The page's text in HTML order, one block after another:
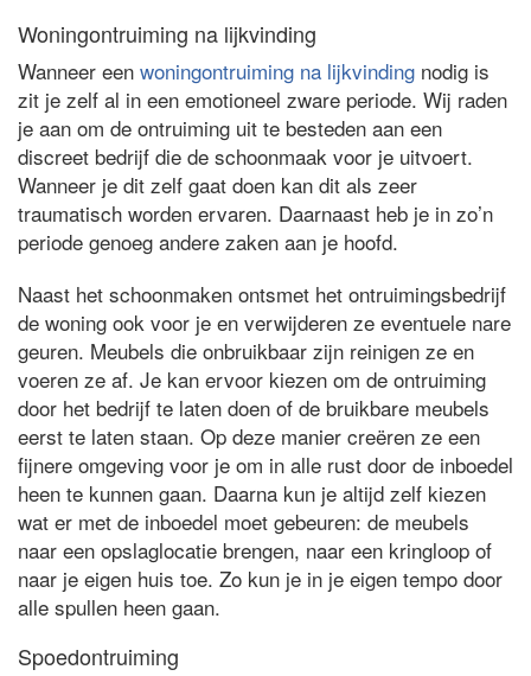
Woningontruiming na lijkvinding
Wanneer een woningontruiming na lijkvinding nodig is
zit je zelf al in een emotioneel zware periode. Wij raden
je aan om de ontruiming uit te besteden aan een
discreet bedrijf die de schoonmaak voor je uitvoert.
Wanneer je dit zelf gaat doen kan dit als zeer
traumatisch worden ervaren. Daarnaast heb je in zo’n
periode genoeg andere zaken aan je hoofd.
Naast het schoonmaken ontsmet het ontruimingsbedrijf
de woning ook voor je en verwijderen ze eventuele nare
geuren. Meubels die onbruikbaar zijn reinigen ze en
voeren ze af. Je kan ervoor kiezen om de ontruiming
door het bedrijf te laten doen of de bruikbare meubels
eerst te laten staan. Op deze manier creëren ze een
fijnere omgeving voor je om in alle rust door de inboedel
heen te kunnen gaan. Daarna kun je altijd zelf kiezen
wat er met de inboedel moet gebeuren: de meubels
naar een opslaglocatie brengen, naar een kringloop of
naar je eigen huis toe. Zo kun je in je eigen tempo door
alle spullen heen gaan.
Spoedontruiming